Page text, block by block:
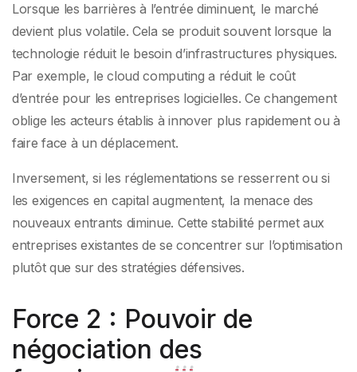
Lorsque les barrières à l’entrée diminuent, le marché
devient plus volatile. Cela se produit souvent lorsque la
technologie réduit le besoin d’infrastructures physiques.
Par exemple, le cloud computing a réduit le coût
d’entrée pour les entreprises logicielles. Ce changement
oblige les acteurs établis à innover plus rapidement ou à
faire face à un déplacement.
Inversement, si les réglementations se resserrent ou si
les exigences en capital augmentent, la menace des
nouveaux entrants diminue. Cette stabilité permet aux
entreprises existantes de se concentrer sur l’optimisation
plutôt que sur des stratégies défensives.
Force 2 : Pouvoir de
négociation des